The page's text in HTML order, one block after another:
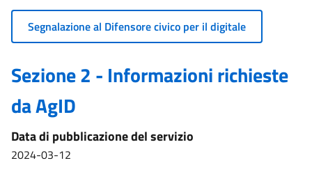
Segnalazione al Difensore civico per il digitale
Sezione 2 - Informazioni richieste
da AgID
Data di pubblicazione del servizio
2024-03-12